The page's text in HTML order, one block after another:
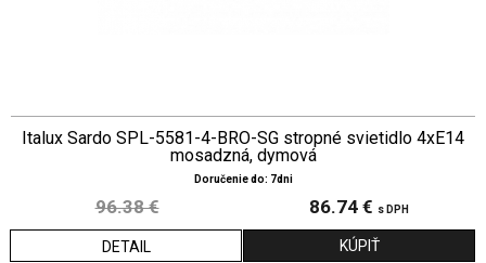
Italux Sardo SPL-5581-4-BRO-SG stropné svietidlo 4xE14
mosadzná, dymová
Doručenie do: 7dni
96.38 € 86.74 € s DPH
DETAIL